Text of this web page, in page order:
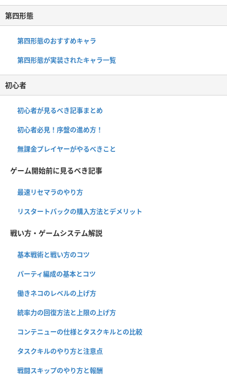
第四形態
第四形態のおすすめキャラ
第四形態が実装されたキャラ一覧
初心者
初心者が見るべき記事まとめ
初心者必見！序盤の進め方！
無課金プレイヤーがやるべきこと
ゲーム開始前に見るべき記事
最速リセマラのやり方
リスタートパックの購入方法とデメリット
戦い方・ゲームシステム解説
基本戦術と戦い方のコツ
パーティ編成の基本とコツ
働きネコのレベルの上げ方
統率力の回復方法と上限の上げ方
コンテニューの仕様とタスクキルとの比較
タスクキルのやり方と注意点
戦闘スキップのやり方と報酬